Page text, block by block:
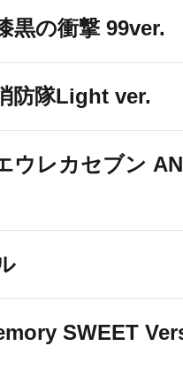
黒の衝撃 99ver.
防隊Light ver.
ウレカセブン
SWEET